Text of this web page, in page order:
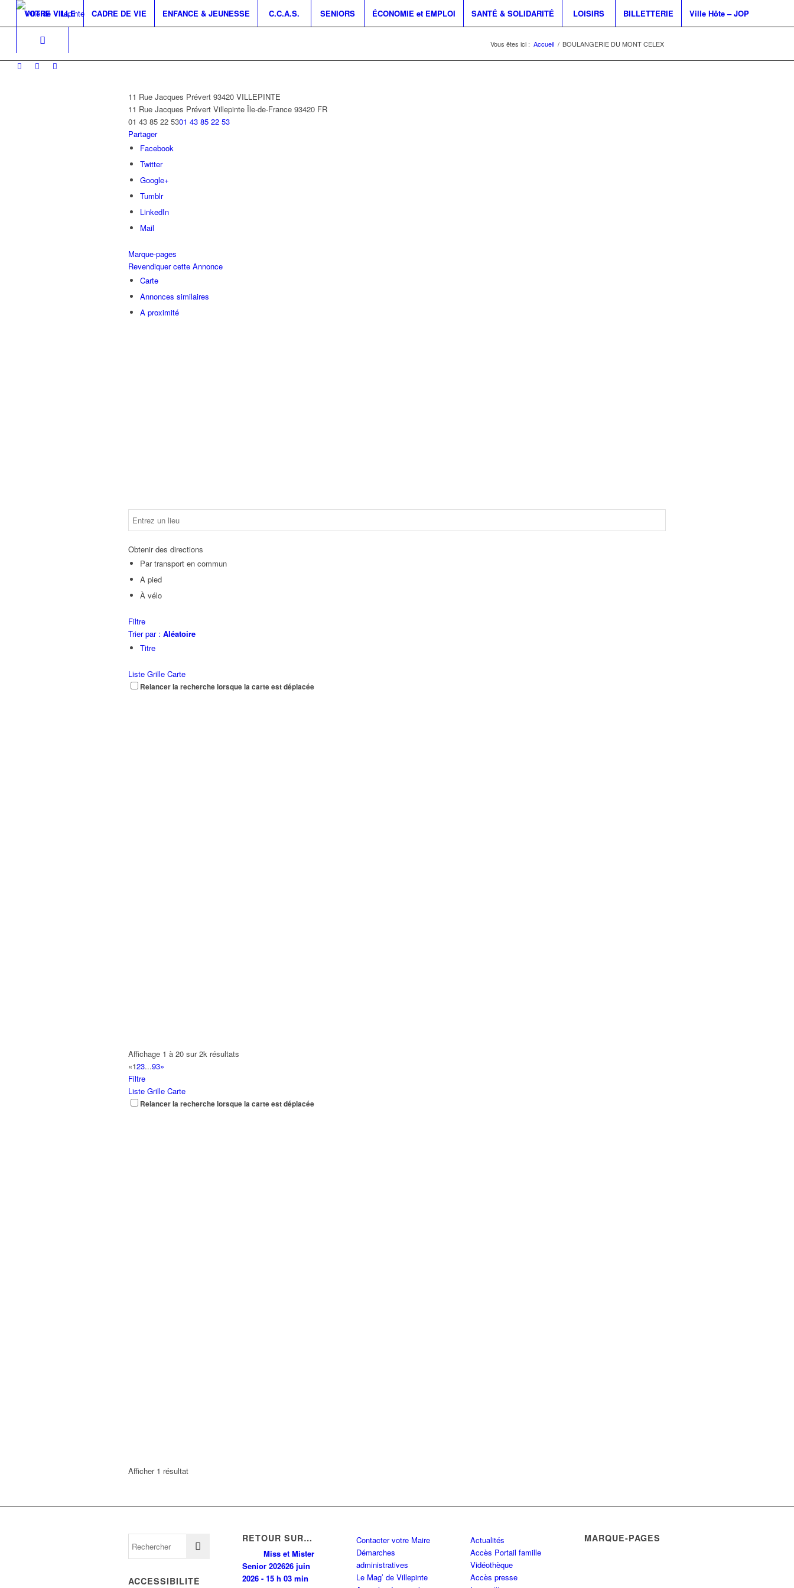
VOTRE VILLE CADRE DE VIE ENFANCE & JEUNESSE C.C.A.S. SENIORS ÉCONOMIE et EMPLOI SANTÉ & SOLIDARITÉ LOISIRS BILLETTERIE Ville Hôte – JOP
Vous êtes ici : Accueil / BOULANGERIE DU MONT CELEX
11 Rue Jacques Prévert 93420 VILLEPINTE
11 Rue Jacques Prévert Villepinte Île-de-France 93420 FR
01 43 85 22 5301 43 85 22 53
Partager
Facebook
Twitter
Google+
Tumblr
LinkedIn
Mail
Marque-pages
Revendiquer cette Annonce
Carte
Annonces similaires
A proximité
Obtenir des directions
Par transport en commun
A pied
À vélo
Filtre
Trier par : Aléatoire
Titre
Liste Grille Carte
Relancer la recherche lorsque la carte est déplacée
Affichage 1 à 20 sur 2k résultats
«123...93»
Filtre
Liste Grille Carte
Relancer la recherche lorsque la carte est déplacée
Afficher 1 résultat
ACCESSIBILITÉ
RETOUR SUR…
Miss et Mister
Senior 202626 juin
2026 - 15 h 03 min
Contacter votre Maire
Démarches
administratives
Le Mag’ de Villepinte
Actualités
Accès Portail famille
Vidéothèque
Accès presse
MARQUE-PAGES